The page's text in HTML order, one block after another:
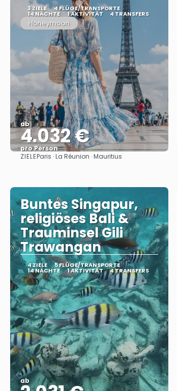
3 ZIELE 4 FLÜGE/TRANSPORTE
14 NÄCHTE 1 AKTIVITÄT 4 TRANSFERS
Honeymoon
ab
4.032 €
pro Person
Sehen
ZIELEParis · La Réunion · Mauritius
Buntes Singapur,
religiöses Bali &
Trauminsel Gili
Trawangan
4 ZIELE 5 FLÜGE/TRANSPORTE
14 NÄCHTE 1 AKTIVITÄT 4 TRANSFERS
ab